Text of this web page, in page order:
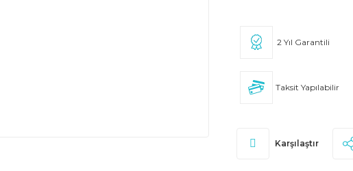
2 Yıl Garantili
Taksit Yapılabilir
Karşılaştır